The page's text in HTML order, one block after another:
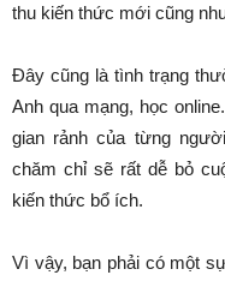
thu kiến thức mới cũng
Đây cũng là tình trạng
Anh qua mạng, học
gian rảnh của từng
chăm chỉ sẽ rất dễ bỏ
kiến thức bổ ích.
Vì vậy, bạn phải có một